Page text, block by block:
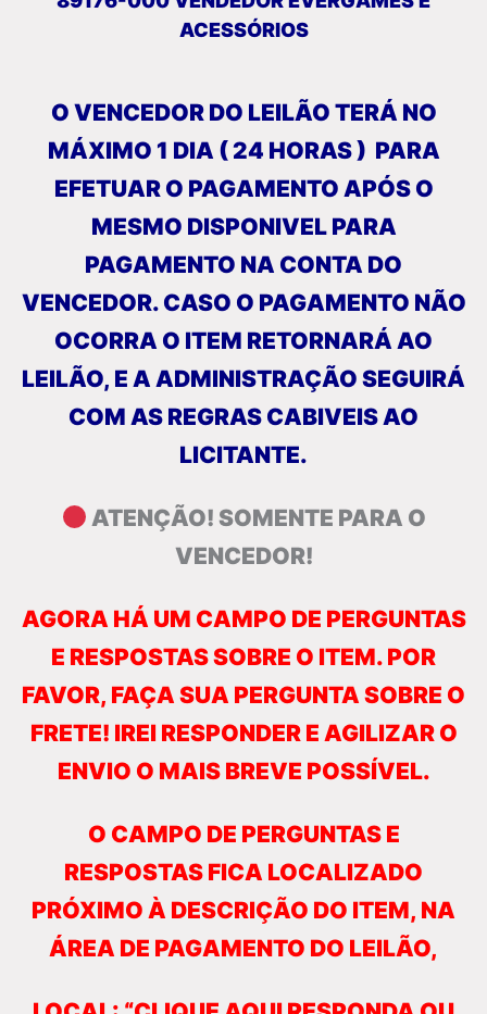
ACESSÓRIOS
O VENCEDOR DO LEILÃO TERÁ NO
MÁXIMO 1 DIA ( 24 HORAS ) PARA
EFETUAR O PAGAMENTO APÓS O
MESMO DISPONIVEL PARA
PAGAMENTO NA CONTA DO
VENCEDOR. CASO O PAGAMENTO NÃO
OCORRA O ITEM RETORNARÁ AO
LEILÃO, E A ADMINISTRAÇÃO SEGUIRÁ
COM AS REGRAS CABIVEIS AO
LICITANTE.
ATENÇÃO! SOMENTE PARA O
VENCEDOR!
AGORA HÁ UM CAMPO DE PERGUNTAS
E RESPOSTAS SOBRE O ITEM. POR
FAVOR, FAÇA SUA PERGUNTA SOBRE O
FRETE! IREI RESPONDER E AGILIZAR O
ENVIO O MAIS BREVE POSSÍVEL.
O CAMPO DE PERGUNTAS E
RESPOSTAS FICA LOCALIZADO
PRÓXIMO À DESCRIÇÃO DO ITEM, NA
ÁREA DE PAGAMENTO DO LEILÃO,